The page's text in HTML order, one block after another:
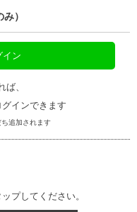
）
イン
ば、
インできます
追加されます
プしてください。